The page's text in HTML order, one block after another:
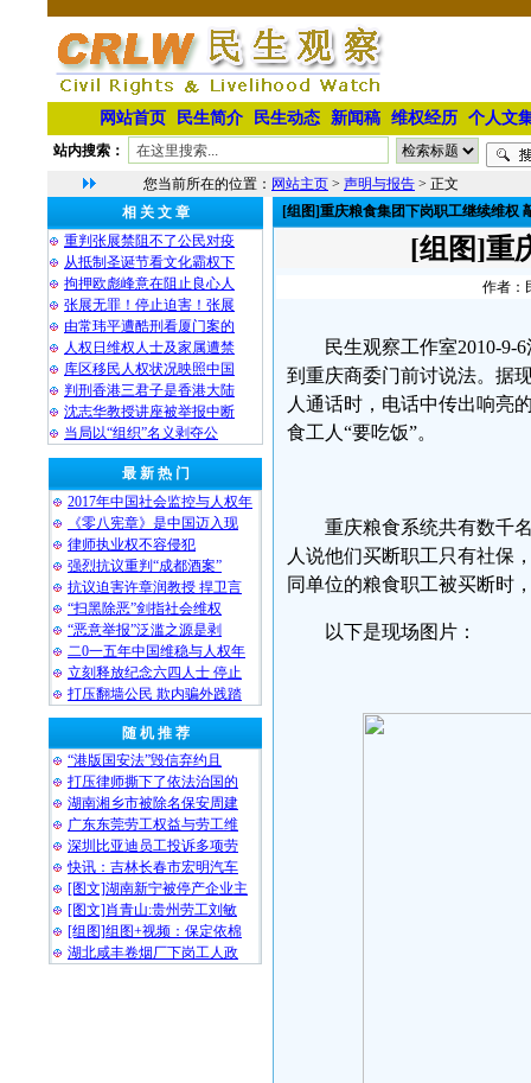
网站首页 民生简介 民生动态 新闻稿 维权经历 个人文
站内搜索：
您当前所在的位置： 网站主页 > 声明与报告 > 正文
相 关 文 章
重判张展禁阻不了公民对疫
从抵制圣诞节看文化霸权下
拘押欧彪峰意在阻止良心人
张展无罪！停止迫害！张展
由常玮平遭酷刑看厦门案的
人权日维权人士及家属遭禁
库区移民人权状况映照中国
判刑香港三君子是香港大陆
沈志华教授讲座被举报中断
当局以“组织”名义剥夺公
最 新 热 门
2017年中国社会监控与人权年
《零八宪章》是中国迈入现
律师执业权不容侵犯
强烈抗议重判“成都酒案”
抗议迫害许章润教授 捍卫言
“扫黑除恶”剑指社会维权
“恶意举报”泛滥之源是剥
二0一五年中国维稳与人权年
立刻释放纪念六四人士 停止
打压翻墙公民 欺内骗外践踏
随 机 推 荐
“港版国安法”毁信弃约且
打压律师撕下了依法治国的
湖南湘乡市被除名保安周建
广东东莞劳工权益与劳工维
深圳比亚迪员工投诉多项劳
快讯：吉林长春市宏明汽车
[图文]湖南新宁被停产企业主
[图文]肖青山:贵州劳工刘敏
[组图]组图+视频：保定依棉
湖北咸丰卷烟厂下岗工人政
[组图]重庆粮食集团下岗职工继续维权
[组图]重
作者：
民生观察工作室2010-9-
到重庆商委门前讨说法。据
人通话时，电话中传出响亮
食工人“要吃饭”。
重庆粮食系统共有数千
人说他们买断职工只有社保
同单位的粮食职工被买断时
以下是现场图片：